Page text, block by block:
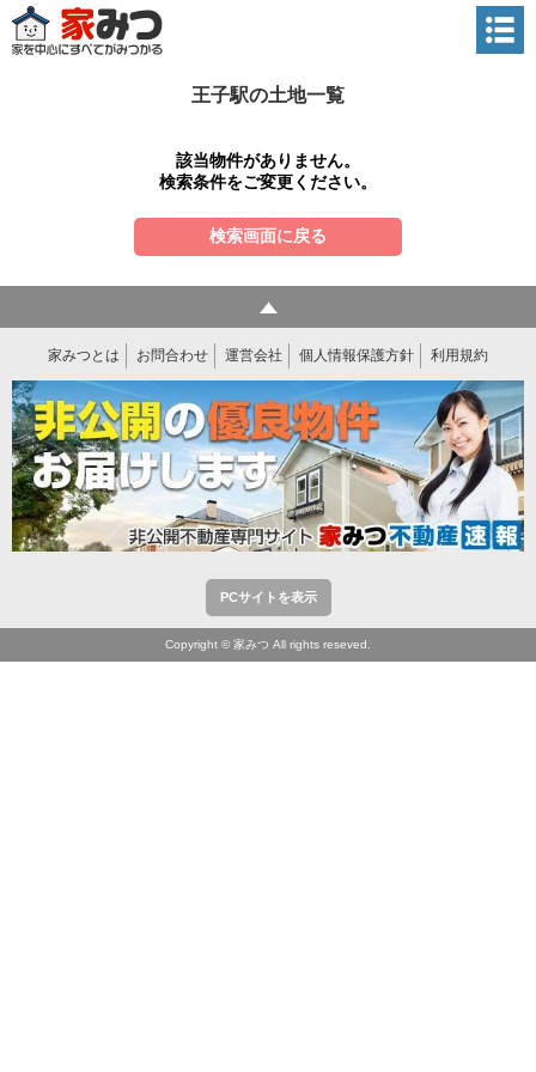
王子駅の土地一覧
該当物件がありません。
検索条件をご変更ください。
検索画面に戻る
家みつとは お問合わせ 運営会社 個人情報保護方針 利用規約
PCサイトを表示
Copyright © 家みつ All rights reseved.